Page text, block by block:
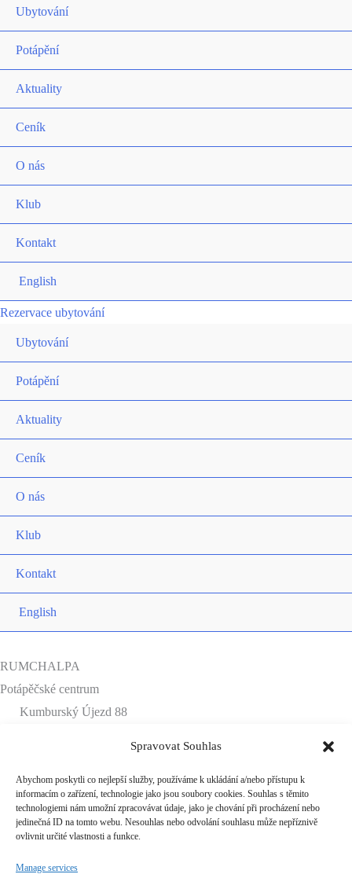
Spravovat Souhlas
Abychom poskytli co nejlepší služby, používáme k ukládání a/nebo přístupu k
informacím o zařízení, technologie jako jsou soubory cookies. Souhlas s těmito
technologiemi nám umožní zpracovávat údaje, jako je chování při procházení nebo
jedinečná ID na tomto webu. Nesouhlas nebo odvolání souhlasu může nepříznivě
ovlivnit určité vlastnosti a funkce.
Manage services
Ubytování
Potápění
Aktuality
Ceník
O nás
Klub
Kontakt
English
Rezervace ubytování
Ubytování
Potápění
Aktuality
Ceník
O nás
Klub
Kontakt
English
RUMCHALPA
Potápěčské centrum
Kumburský Újezd 88
+420 774 101 850
Menu
Ubytování